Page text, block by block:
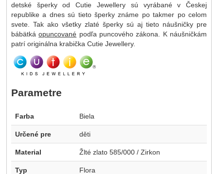
detské šperky od Cutie Jewellery sú vyrábané v Českej
republike a dnes sú tieto šperky známe po takmer po celom
svete. Tak ako všetky zlaté šperky sú aj tieto náušničky pre
bábätkáopuncované podľa puncového zákona. K náušničkám
patrí originálna krabička Cutie Jewellery.
Parametre
Farba Biela
Určené pre děti
Material Žlté zlato 585/000 / Zirkon
Typ Flora